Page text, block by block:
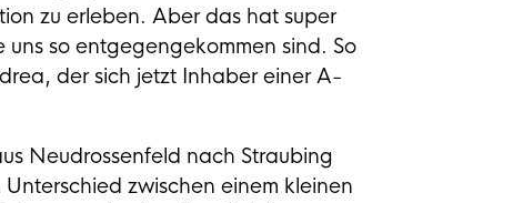
zu erleben. Aber das hat super
so entgegengekommen sind. So
der sich jetzt Inhaber einer A-
Neudrossenfeld nach Straubing
zwischen einem kleinen